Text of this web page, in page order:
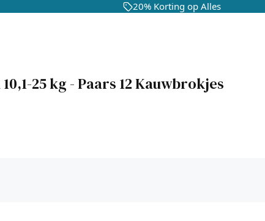
20% Korting op Alles
25 kg - Paars 12 Kauwbrokjes